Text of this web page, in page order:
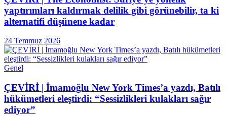
yaptırımları kaldırmak delilik gibi görünebilir, ta ki
alternatifi düşünene kadar
24 Temmuz 2026
Genel
ÇEVİRİ | İmamoğlu New York Times’a yazdı, Batılı
hükümetleri eleştirdi: “Sessizlikleri kulakları sağır
ediyor”